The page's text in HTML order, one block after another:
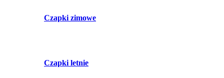
Czapki zimowe
Czapki letnie